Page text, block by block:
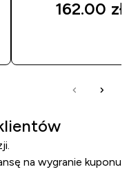
162.00 zł‎
na wygranie kuponu